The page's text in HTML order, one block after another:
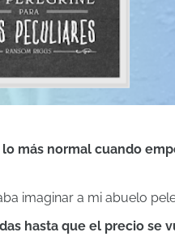
más normal cuando
imaginar a mi abuelo
hasta que el precio se